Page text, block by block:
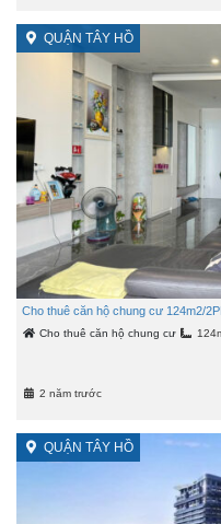
QUẬN TÂY HỒ
Cho thuê căn hộ chung cư 124m2/
Cho thuê căn hộ chung cư
2 năm trước
QUẬN TÂY HỒ